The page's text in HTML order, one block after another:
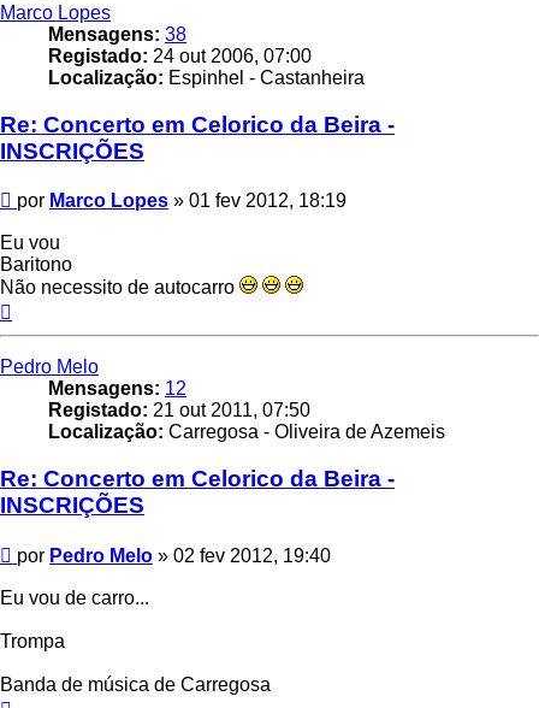
Marco Lopes
Mensagens: 38
Registado: 24 out 2006, 07:00
Localização: Espinhel - Castanheira
Re: Concerto em Celorico da Beira -
INSCRIÇÕES
Mensagem
por Marco Lopes » 01 fev 2012, 18:19
Eu vou
Baritono
Não necessito de autocarro
Pedro Melo
Mensagens: 12
Registado: 21 out 2011, 07:50
Localização: Carregosa - Oliveira de Azemeis
Re: Concerto em Celorico da Beira -
INSCRIÇÕES
Mensagem
por Pedro Melo » 02 fev 2012, 19:40
Eu vou de carro...
Trompa
Banda de música de Carregosa